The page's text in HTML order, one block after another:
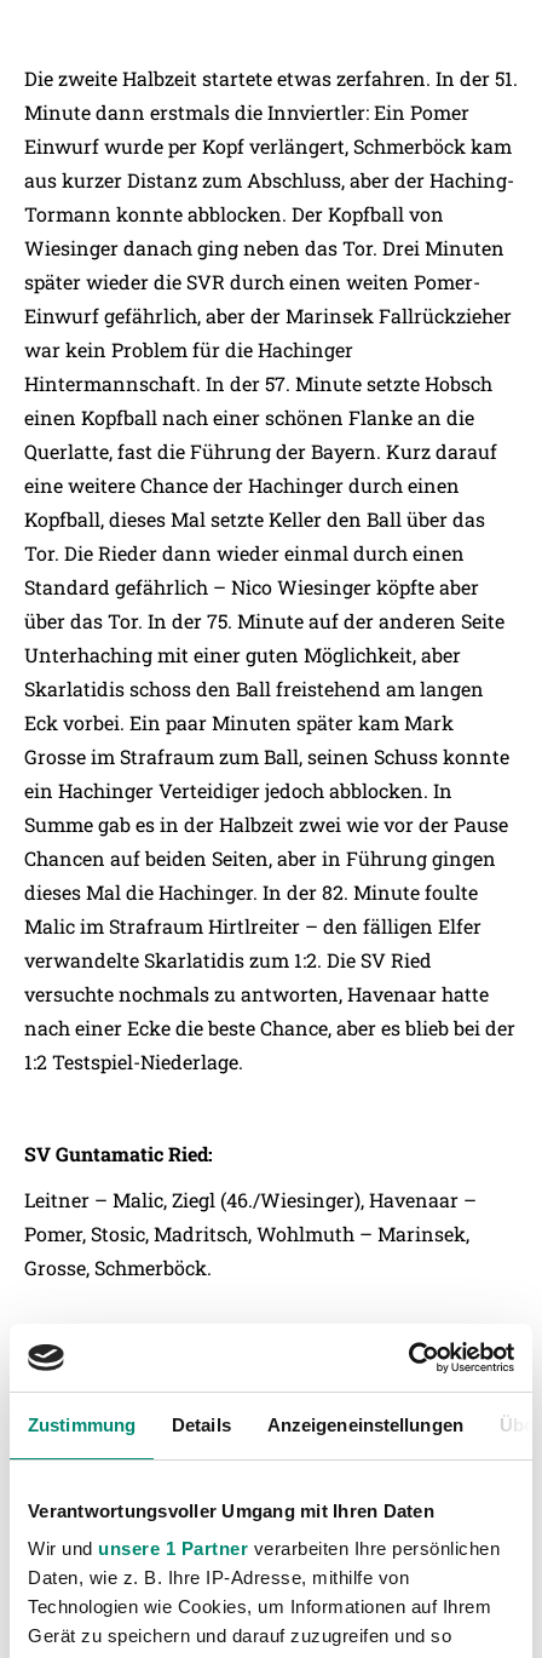
Zustimmung Details Anzeigeneinstellungen
Verantwortungsvoller Umgang mit Ihren Daten
Wir und unsere 1 Partner verarbeiten Ihre persönlichen
Daten, wie z. B. Ihre IP-Adresse, mithilfe von
Technologien wie Cookies, um Informationen auf Ihrem
Gerät zu speichern und darauf zuzugreifen und so
Die zweite Halbzeit startete etwas zerfahren. In der 51.
Minute dann erstmals die Innviertler: Ein Pomer
Einwurf wurde per Kopf verlängert, Schmerböck kam
aus kurzer Distanz zum Abschluss, aber der Haching-
Tormann konnte abblocken. Der Kopfball von
Wiesinger danach ging neben das Tor. Drei Minuten
später wieder die SVR durch einen weiten Pomer-
Einwurf gefährlich, aber der Marinsek Fallrückzieher
war kein Problem für die Hachinger
Hintermannschaft. In der 57. Minute setzte Hobsch
einen Kopfball nach einer schönen Flanke an die
Querlatte, fast die Führung der Bayern. Kurz darauf
eine weitere Chance der Hachinger durch einen
Kopfball, dieses Mal setzte Keller den Ball über das
Tor. Die Rieder dann wieder einmal durch einen
Standard gefährlich – Nico Wiesinger köpfte aber
über das Tor. In der 75. Minute auf der anderen Seite
Unterhaching mit einer guten Möglichkeit, aber
Skarlatidis schoss den Ball freistehend am langen
Eck vorbei. Ein paar Minuten später kam Mark
Grosse im Strafraum zum Ball, seinen Schuss konnte
ein Hachinger Verteidiger jedoch abblocken. In
Summe gab es in der Halbzeit zwei wie vor der Pause
Chancen auf beiden Seiten, aber in Führung gingen
dieses Mal die Hachinger. In der 82. Minute foulte
Malic im Strafraum Hirtlreiter – den fälligen Elfer
verwandelte Skarlatidis zum 1:2. Die SV Ried
versuchte nochmals zu antworten, Havenaar hatte
nach einer Ecke die beste Chance, aber es blieb bei der
1:2 Testspiel-Niederlage.
SV Guntamatic Ried:
Leitner – Malic, Ziegl (46./Wiesinger), Havenaar –
Pomer, Stosic, Madritsch, Wohlmuth – Marinsek,
Grosse, Schmerböck.